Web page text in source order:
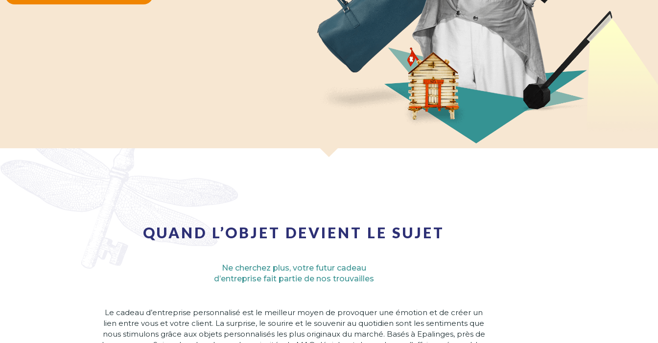
QUAND L’OBJET DEVIENT LE SUJET
Ne cherchez plus, votre futur cadeau
d’entreprise fait partie de nos trouvailles
Le cadeau d’entreprise personnalisé est le meilleur moyen de provoquer une émotion et de créer un
lien entre vous et votre client. La surprise, le sourire et le souvenir au quotidien sont les sentiments que
nous stimulons grâce aux objets personnalisés les plus originaux du marché. Basés à Epalinges, près de